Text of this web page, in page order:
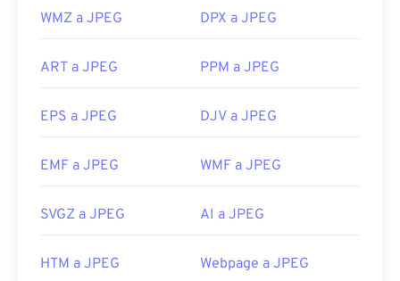
WMZ a JPEG DPX a JPEG
ART a JPEG PPM a JPEG
EPS a JPEG DJV a JPEG
EMF a JPEG WMF a JPEG
SVGZ a JPEG AI a JPEG
HTM a JPEG Webpage a JPEG